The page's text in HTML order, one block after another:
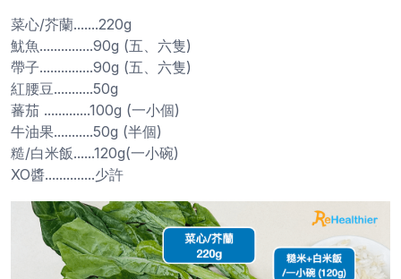
菜心/芥蘭.......220g
魷魚...............90g (五、六隻)
帶子...............90g (五、六隻)
紅腰豆...........50g
蕃茄 .............100g (一小個)
牛油果...........50g (半個)
糙/白米飯......120g(一小碗)
XO醬..............少許